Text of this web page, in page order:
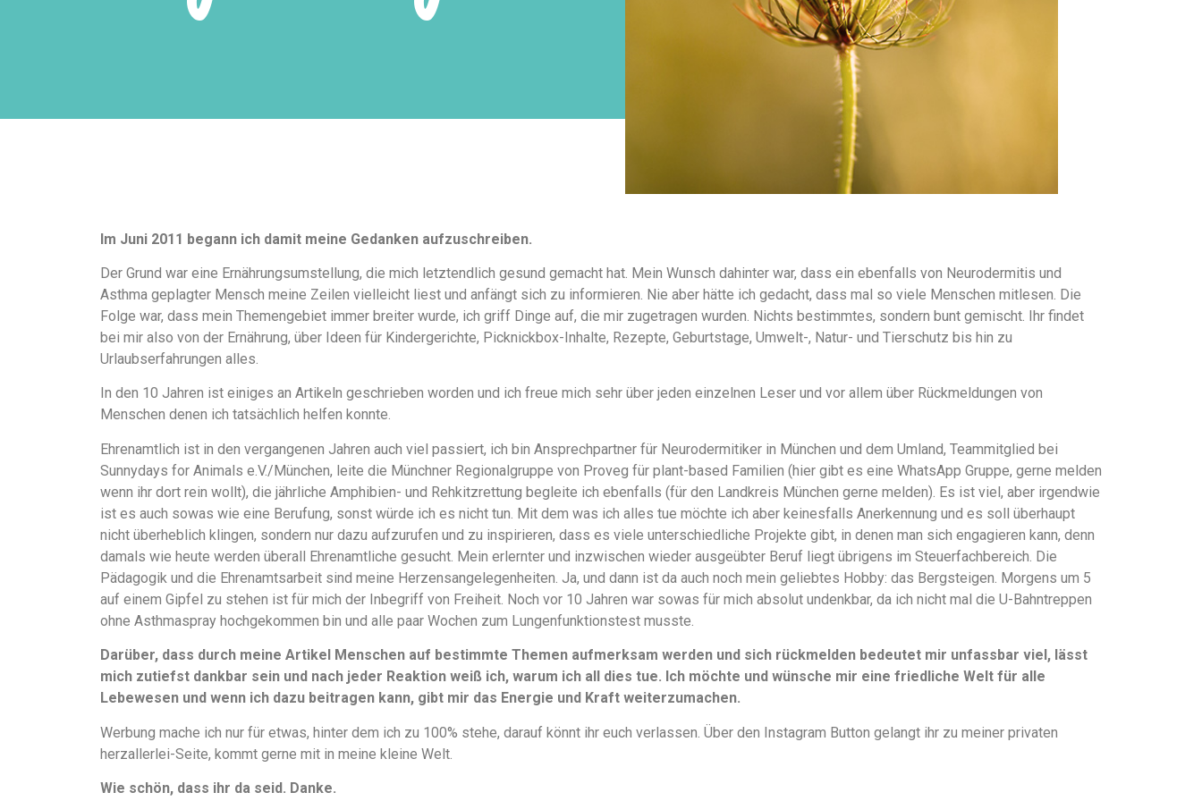
Im Juni 2011 begann ich damit meine Gedanken aufzuschreiben.
Der Grund war eine Ernährungsumstellung, die mich letztendlich gesund gemacht hat. Mein Wunsch dahinter war, dass ein ebenfalls von Neurodermitis und
Asthma geplagter Mensch meine Zeilen vielleicht liest und anfängt sich zu informieren. Nie aber hätte ich gedacht, dass mal so viele Menschen mitlesen. Die
Folge war, dass mein Themengebiet immer breiter wurde, ich griff Dinge auf, die mir zugetragen wurden. Nichts bestimmtes, sondern bunt gemischt. Ihr findet
bei mir also von der Ernährung, über Ideen für Kindergerichte, Picknickbox-Inhalte, Rezepte, Geburtstage, Umwelt-, Natur- und Tierschutz bis hin zu
Urlaubserfahrungen alles.
In den 10 Jahren ist einiges an Artikeln geschrieben worden und ich freue mich sehr über jeden einzelnen Leser und vor allem über Rückmeldungen von
Menschen denen ich tatsächlich helfen konnte.
Ehrenamtlich ist in den vergangenen Jahren auch viel passiert, ich bin Ansprechpartner für Neurodermitiker in München und dem Umland, Teammitglied bei
Sunnydays for Animals e.V./München, leite die Münchner Regionalgruppe von Proveg für plant-based Familien (hier gibt es eine WhatsApp Gruppe, gerne melden
wenn ihr dort rein wollt), die jährliche Amphibien- und Rehkitzrettung begleite ich ebenfalls (für den Landkreis München gerne melden). Es ist viel, aber irgendwie
ist es auch sowas wie eine Berufung, sonst würde ich es nicht tun. Mit dem was ich alles tue möchte ich aber keinesfalls Anerkennung und es soll überhaupt
nicht überheblich klingen, sondern nur dazu aufzurufen und zu inspirieren, dass es viele unterschiedliche Projekte gibt, in denen man sich engagieren kann, denn
damals wie heute werden überall Ehrenamtliche gesucht. Mein erlernter und inzwischen wieder ausgeübter Beruf liegt übrigens im Steuerfachbereich. Die
Pädagogik und die Ehrenamtsarbeit sind meine Herzensangelegenheiten. Ja, und dann ist da auch noch mein geliebtes Hobby: das Bergsteigen. Morgens um 5
auf einem Gipfel zu stehen ist für mich der Inbegriff von Freiheit. Noch vor 10 Jahren war sowas für mich absolut undenkbar, da ich nicht mal die U-Bahntreppen
ohne Asthmaspray hochgekommen bin und alle paar Wochen zum Lungenfunktionstest musste.
Darüber, dass durch meine Artikel Menschen auf bestimmte Themen aufmerksam werden und sich rückmelden bedeutet mir unfassbar viel, lässt
mich zutiefst dankbar sein und nach jeder Reaktion weiß ich, warum ich all dies tue. Ich möchte und wünsche mir eine friedliche Welt für alle
Lebewesen und wenn ich dazu beitragen kann, gibt mir das Energie und Kraft weiterzumachen.
Werbung mache ich nur für etwas, hinter dem ich zu 100% stehe, darauf könnt ihr euch verlassen. Über den Instagram Button gelangt ihr zu meiner privaten
herzallerlei-Seite, kommt gerne mit in meine kleine Welt.
Wie schön, dass ihr da seid. Danke.